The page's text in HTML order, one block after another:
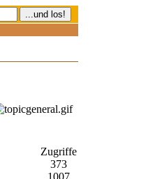
Zugriffe
373
1007